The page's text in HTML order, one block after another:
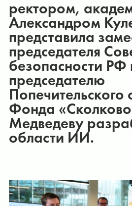
ректором,
Александром
представила
председателя
безопасности РФ
председателю
Попечительского
Фонда
Медведеву
области ИИ.